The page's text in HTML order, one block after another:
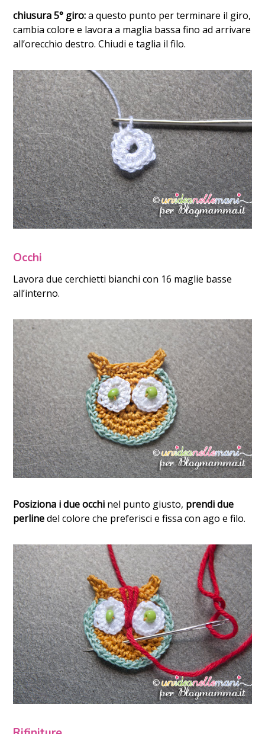
chiusura 5° giro:a questo punto per terminare il giro,
cambia colore e lavora a maglia bassa fino ad arrivare
all’orecchio destro. Chiudi e taglia il filo.
Occhi
Lavora due cerchietti bianchi con 16 maglie basse
all’interno.
Posiziona i due occhi nel punto giusto, prendi due
perlinedel colore che preferisci e fissa con ago e filo.